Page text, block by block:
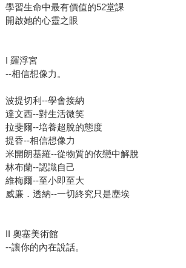
學習生命中最有價值的52堂課
開啟她的心靈之眼
I 羅浮宮
--相信想像力。
波提切利--學會接納
達文西--對生活微笑
拉斐爾--培養超脫的態度
提香--相信想像力
米開朗基羅--從物質的依戀中解脫
林布蘭--認識自己
維梅爾--至小即至大
威廉．透納--一切終究只是塵埃
II 奧塞美術館
--讓你的內在說話。